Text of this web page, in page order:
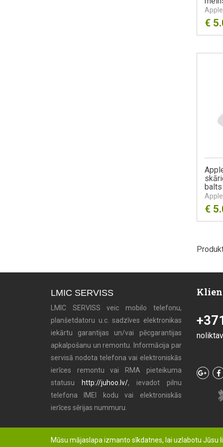
Apple
€
balts
Apple
€
LMIC SERVISS
LMIC SERVISS veic mobilo telefonu,
planšetdatoru u.c. sadzīves elektronikas
iekārtu garantijas un/vai pēcgarantijas
apkalpošanu un remontu. Informācija par
servisā nodota telefona vai elektroniskās
ierīces remontu vai RMA pieteikuma
statusu
http://juhoo.lv/, ievadot pilnu
telefona IMEI kodu vai elektroniskās
ierīces sērijas nummuru.
Mūsu mājaslapa izmanto sīkdatnes, lai uzlabotu Jūsu